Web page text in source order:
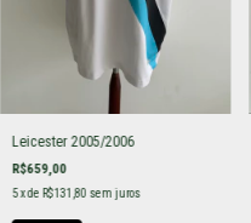
Leicester 2005/2006
R$659,00
5x de R$131,80 sem juros